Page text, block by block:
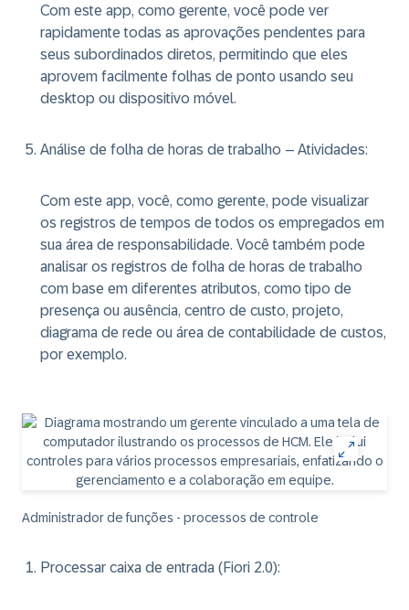
Com este app, como gerente, você pode ver
rapidamente todas as aprovações pendentes para
seus subordinados diretos, permitindo que eles
aprovem facilmente folhas de ponto usando seu
desktop ou dispositivo móvel.
Análise de folha de horas de trabalho – Atividades:
Com este app, você, como gerente, pode visualizar
os registros de tempos de todos os empregados em
sua área de responsabilidade. Você também pode
analisar os registros de folha de horas de trabalho
com base em diferentes atributos, como tipo de
presença ou ausência, centro de custo, projeto,
diagrama de rede ou área de contabilidade de custos,
por exemplo.
Administrador de funções - processos de controle
Processar caixa de entrada (Fiori 2.0):